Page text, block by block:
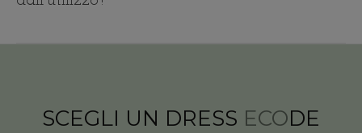
SCEGLI UN DRESS ECODE